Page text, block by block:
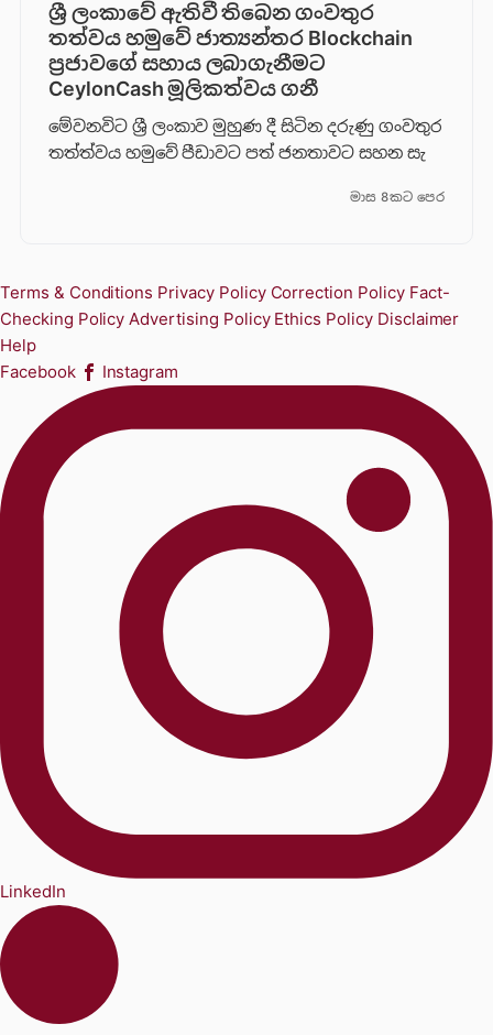
ශ්‍රී ලංකාවේ ඇතිවී තිබෙන ගංවතුර
තත්වය හමුවේ ජාත්‍යන්තර Blockchain
ප්‍රජාවගේ සහාය ලබාගැනීමට
CeylonCash මූලිකත්වය ග​නී
මේවනවිට ශ්‍රී ලංකාව මුහුණ දී සිටින දරුණු ගංවතුර
තත්ත්වය හමුවේ පීඩාවට පත් ජනතාවට සහන සැ
මාස 8කට පෙර
Terms & Conditions Privacy Policy Correction Policy Fact-
Checking Policy Advertising Policy Ethics Policy Disclaimer
Help
Facebook
Instagram
LinkedIn